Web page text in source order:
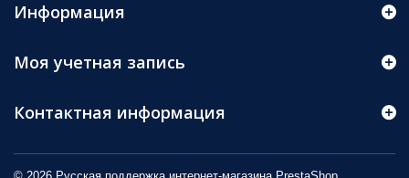
Информация
Моя учетная запись
Контактная информация